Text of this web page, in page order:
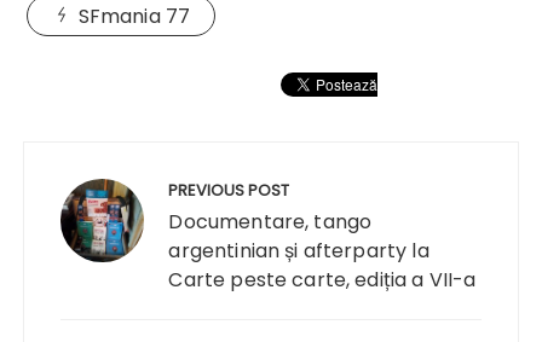
SFmania 77
articole
PREVIOUS POST
Documentare, tango
argentinian și afterparty la
Carte peste carte, ediția a VII-a